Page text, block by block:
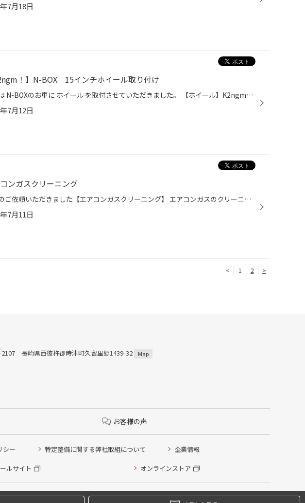
7月18日
！】N-BOX 15インチホイール取り付け
今回は N-BOXのお車に ホイール を取付させていただきました。 【ホイール】K2ngm！ 【サイズ】15 ×4.5J 4H 100 【カラー】 WH (ホワイト) ホイールのカラーをホワイトにすることで グンとオシャレになりました！ ボディーのカラーともピッタリでしたね☆彡 タイヤ館長崎で作業をさせていただき 誠...
7月12日
ンガスクリーニング
本日のご依頼いただきました【エアコンガスクリーニング】 エアコンガスのクリーニング+充填が実現できる こちらマシーン優れものです！ PS134 エアコンの効きがイマイチ・・・と思う方！！ ぜひこちらを試してみませんか？ 必要なガスを補充ではなく 全量交換・充填してくれるので お車のメンテナ...
7月11日
< 1 2 >
2107 長崎県西彼杵郡時津町久留里郷1439-32 Map
お客様の声
シー 特定整備に関する弊社取組について 企業情報
ルサイト オンラインストア
All rights Reserved.
さい